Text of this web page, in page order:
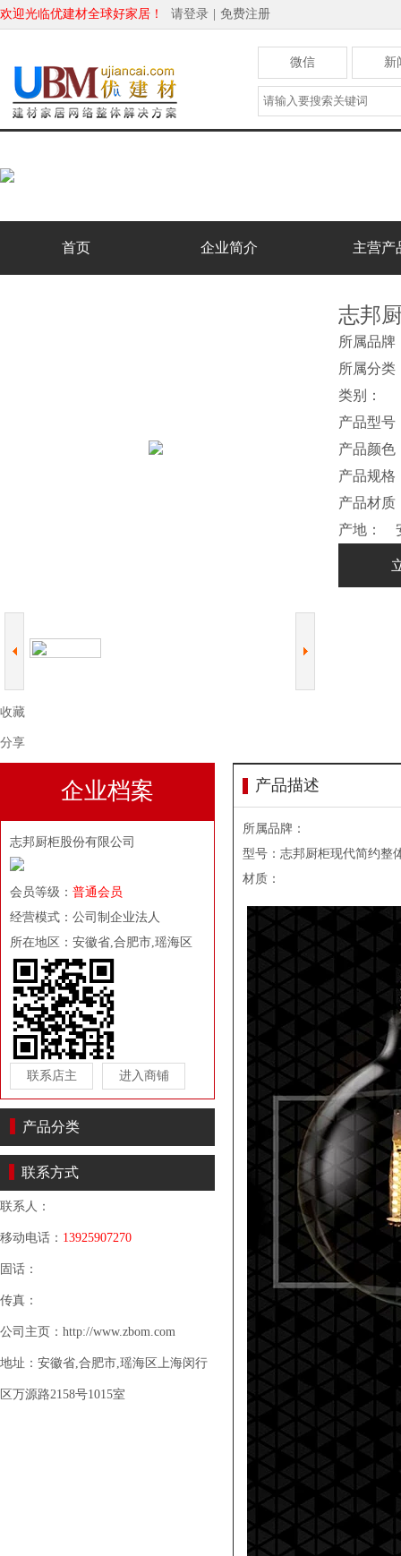
欢迎光临优建材全球好家居！ 请登录 免费注册
微信 新
首页 企业简介 主营产
收藏
分享
志邦
所属品
所属分类
类别：
产品型号
产品颜色
产品规格
产品材质
产地：
企业档案
志邦厨柜股份有限公司
会员等级： 普通会员
经营模式：公司制企业法人
所在地区：安徽省,合肥市,瑶海区
联系店主 进入商铺
产品分类
联系方式
联系人：
移动电话： 13925907270
固话：
传真：
公司主页：http://www.zbom.com
地址：安徽省,合肥市,瑶海区上海闵行
区万源路2158号1015室
产品描述
所属品牌：
型号：志邦厨柜现代简约整
材质：